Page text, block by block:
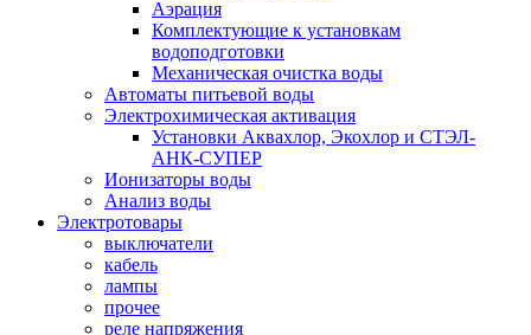
Аэрация
Комплектующие к установкам
водоподготовки
Механическая очистка воды
Автоматы питьевой воды
Электрохимическая активация
Установки Аквахлор, Экохлор и СТЭЛ-
АНК-СУПЕР
Ионизаторы воды
Анализ воды
Электротовары
выключатели
кабель
лампы
прочее
реле напряжения